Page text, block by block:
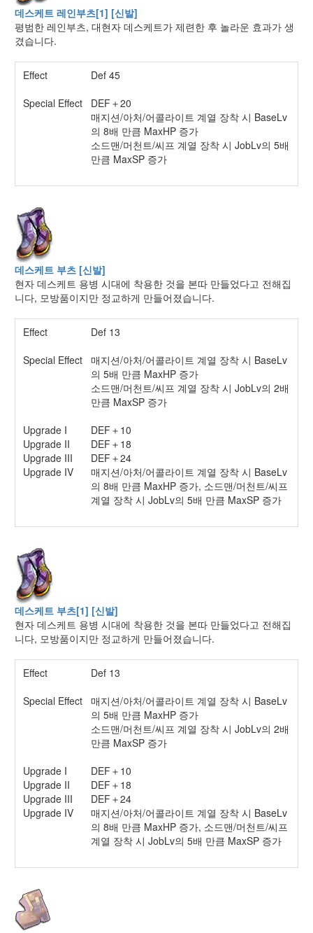
데스케트 레인부츠[1] [신발]
평범한 레인부츠, 대현자 데스케트가 제련한 후 놀라운 효과가 생
겼습니다.
Effect
Def 45
Special Effect
DEF＋20
매지션/아처/어콜라이트 계열 장착 시 BaseLv
의 8배 만큼 MaxHP 증가
소드맨/머천트/씨프 계열 장착 시 JobLv의 5배
만큼 MaxSP 증가
데스케트 부츠 [신발]
현자 데스케트 용병 시대에 착용한 것을 본따 만들었다고 전해집
니다, 모방품이지만 정교하게 만들어졌습니다.
Effect
Def 13
Special Effect 매지션/아처/어콜라이트 계열 장착 시 BaseLv
의 5배 만큼 MaxHP 증가
소드맨/머천트/씨프 계열 장착 시 JobLv의 2배
만큼 MaxSP 증가
Upgrade I
DEF＋10
Upgrade II
DEF＋18
Upgrade III
DEF＋24
Upgrade IV
매지션/아처/어콜라이트 계열 장착 시 BaseLv
의 8배 만큼 MaxHP 증가, 소드맨/머천트/씨프
계열 장착 시 JobLv의 5배 만큼 MaxSP 증가
데스케트 부츠[1] [신발]
현자 데스케트 용병 시대에 착용한 것을 본따 만들었다고 전해집
니다, 모방품이지만 정교하게 만들어졌습니다.
Effect
Def 13
Special Effect 매지션/아처/어콜라이트 계열 장착 시 BaseLv
의 5배 만큼 MaxHP 증가
소드맨/머천트/씨프 계열 장착 시 JobLv의 2배
만큼 MaxSP 증가
Upgrade I
DEF＋10
Upgrade II
DEF＋18
Upgrade III
DEF＋24
Upgrade IV
매지션/아처/어콜라이트 계열 장착 시 BaseLv
의 8배 만큼 MaxHP 증가, 소드맨/머천트/씨프
계열 장착 시 JobLv의 5배 만큼 MaxSP 증가